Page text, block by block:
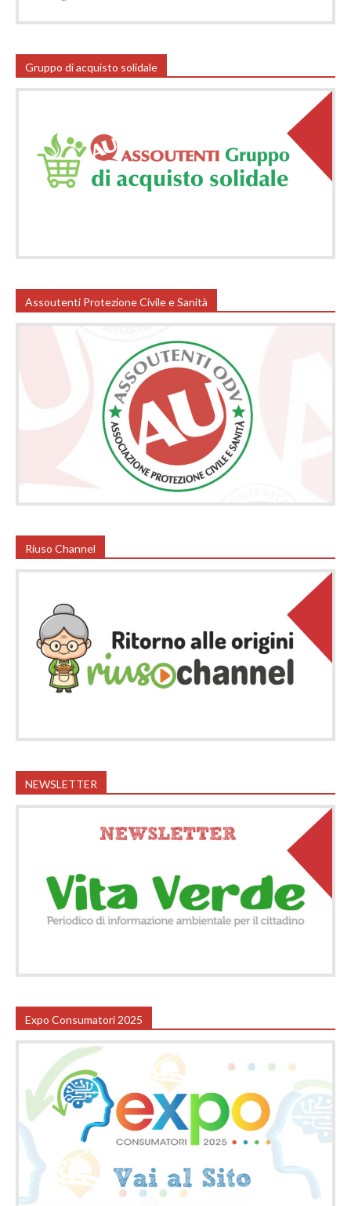
Gruppo di acquisto solidale
Assoutenti Protezione Civile e Sanità
Riuso Channel
NEWSLETTER
Expo Consumatori 2025